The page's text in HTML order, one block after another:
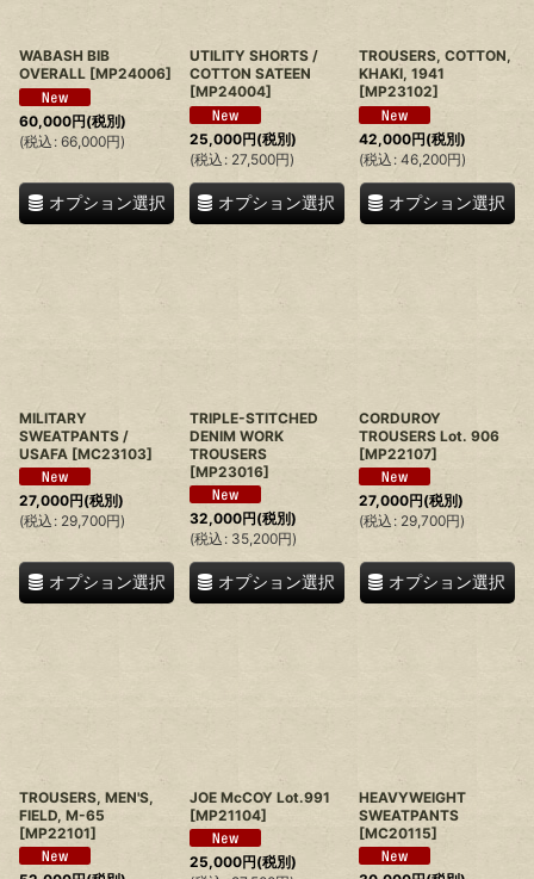
WABASH BIB
OVERALL [MP24006]
60,000円(税別)
(税込 : 66,000円)
オプション選択
UTILITY SHORTS /
COTTON SATEEN
[MP24004]
25,000円(税別)
(税込 : 27,500円)
オプション選択
TROUSERS, COTTON,
KHAKI, 1941
[MP23102]
42,000円(税別)
(税込 : 46,200円)
オプション選択
MILITARY
SWEATPANTS /
USAFA [MC23103]
27,000円(税別)
(税込 : 29,700円)
オプション選択
TRIPLE-STITCHED
DENIM WORK
TROUSERS
[MP23016]
32,000円(税別)
(税込 : 35,200円)
オプション選択
CORDUROY
TROUSERS Lot. 906
[MP22107]
27,000円(税別)
(税込 : 29,700円)
オプション選択
TROUSERS, MEN'S,
FIELD, M-65
[MP22101]
JOE McCOY Lot.991
[MP21104]
25,000円(税別)
HEAVYWEIGHT
SWEATPANTS
[MC20115]